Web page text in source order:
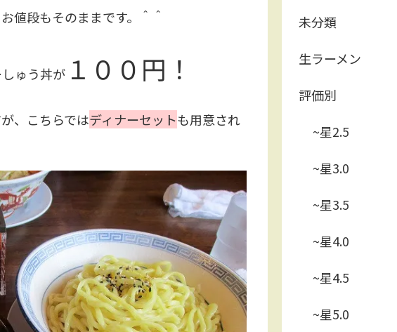
値段もそのままです。＾＾
ゅう丼が １００円！
、こちらではディナーセットも用意され
未分類
生ラーメン
評価別
~星2.5
~星3.0
~星3.5
~星4.0
~星4.5
~星5.0